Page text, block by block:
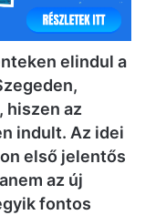
elindul a
hiszen az
indult. Az idei
első jelentős
az új
fontos